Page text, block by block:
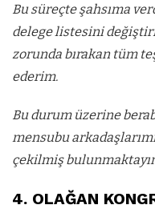
Bu süreçte şahsıma
delege listesini
zorunda bırakan tüm
ederim.
Bu durum üzerine
mensubu
çekilmiş
4. OLAĞAN